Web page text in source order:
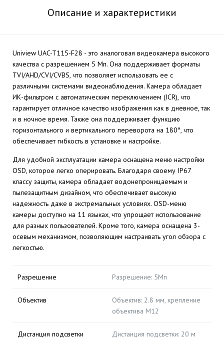
Описание и характеристики
Uniview UAC-T115-F28 - это аналоговая видеокамера высокого
качества с разрешением 5 Мп. Она поддерживает форматы
TVI/AHD/CVI/CVBS, что позволяет использовать ее с
различными системами видеонаблюдения. Камера обладает
ИК-фильтром с автоматическим переключением (ICR), что
гарантирует отличное качество изображения как в дневное, так
и в ночное время. Также она поддерживает функцию
горизонтального и вертикального переворота на 180°, что
обеспечивает гибкость в установке и настройке.
Для удобной эксплуатации камера оснащена меню настройки
OSD, которое легко оперировать. Благодаря своему IP67
классу защиты, камера обладает водонепроницаемым и
пылезащитным дизайном, что обеспечивает высокую
надежность даже в экстремальных условиях. OSD-меню
камеры доступно на 11 языках, что упрощает использование
для разных пользователей. Кроме того, камера оснащена 3-
осевым механизмом, позволяющим настраивать угол обзора с
легкостью.
Разрешение Разрешение: 5Мп
Объектив
Объектив: 2.8 мм, крепление
объектива M12
Дистанция подсветки Дистанция подсветки: 20 м